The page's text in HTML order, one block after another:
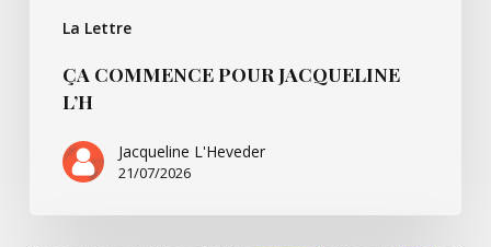
La Lettre
ÇA COMMENCE POUR JACQUELINE
L’H
Jacqueline L'Heveder
21/07/2026